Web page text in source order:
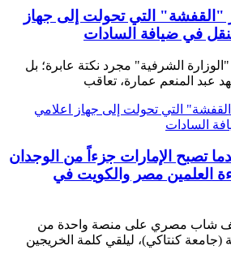
"القفشة" التي تحولت إلى جهاز
في ضيافة السادات
الشرفية" مجرد نكتة عابرة؛ بل
عبد المنعم عمارة، تعاقب
تصبح الإمارات جزءاً من الوجدان
العلمين مصر والكويت في
عام 2026، وقف شاب مصري على منصة واحدة من
(جامعة كنتاكي)، ليلقي كلمة الخريجين